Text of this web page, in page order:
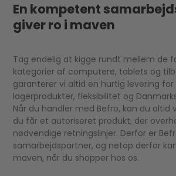
En kompetent
giver ro i maven
Tag endelig at kigge rundt mellem de
kategorier af computere, tablets og
garanterer vi altid en hurtig levering for
lagerprodukter, fleksibilitet og
Når du handler med Befro, kan du altid
du får et autoriseret produkt, der
nødvendige retningslinjer. Derfor er
samarbejdspartner, og netop derfor
maven, når du shopper hos os.